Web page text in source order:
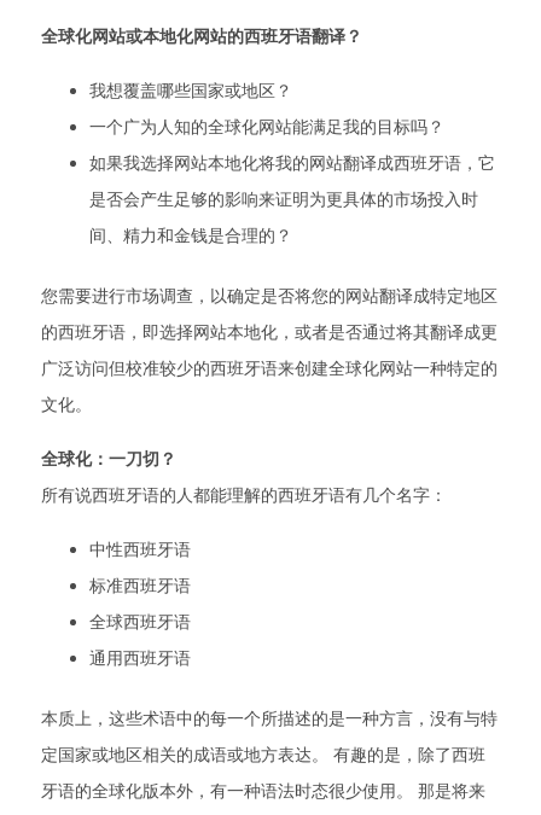
全球化网站或本地化网站的西班牙语翻译？
我想覆盖哪些国家或地区？
一个广为人知的全球化网站能满足我的目标吗？
如果我选择网站本地化将我的网站翻译成西班牙语，它
是否会产生足够的影响来证明为更具体的市场投入时
间、精力和金钱是合理的？
您需要进行市场调查，以确定是否将您的网站翻译成特定地区
的西班牙语，即选择网站本地化，或者是否通过将其翻译成更
广泛访问但校准较少的西班牙语来创建全球化网站一种特定的
文化。
全球化：一刀切？
所有说西班牙语的人都能理解的西班牙语有几个名字：
中性西班牙语
标准西班牙语
全球西班牙语
通用西班牙语
本质上，这些术语中的每一个所描述的是一种方言，没有与特
定国家或地区相关的成语或地方表达。 有趣的是，除了西班
牙语的全球化版本外，有一种语法时态很少使用。 那是将来